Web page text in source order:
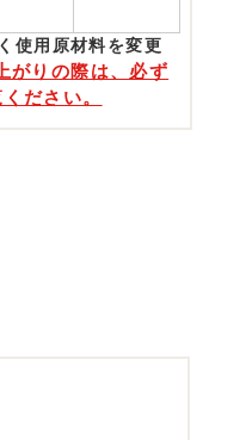
使⽤原材料を変更
がりの際は、必ず
ださい。